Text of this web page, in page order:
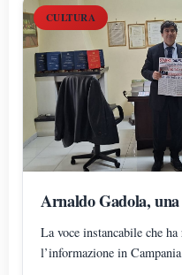
CULTURA
Arnaldo Gadola,
La voce instancabile che
l’informazione in